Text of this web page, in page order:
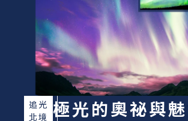
追光
北境 極光的奧祕與